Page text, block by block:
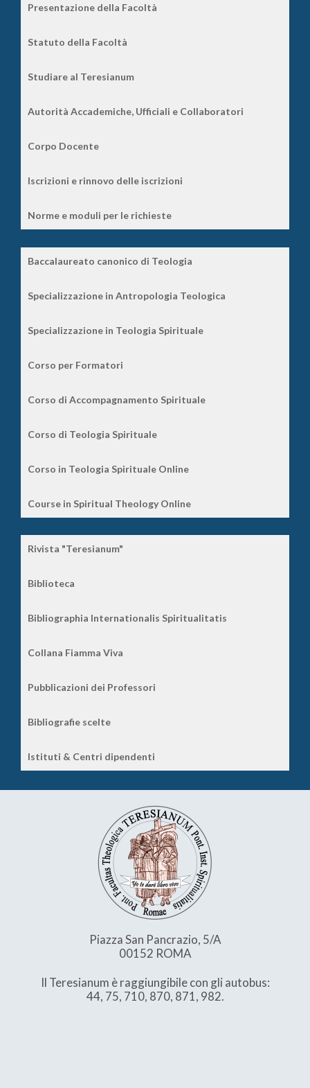
Presentazione della Facoltà
Statuto della Facoltà
Studiare al Teresianum
Autorità Accademiche, Ufficiali e Collaboratori
Corpo Docente
Iscrizioni e rinnovo delle iscrizioni
Norme e moduli per le richieste
Baccalaureato canonico di Teologia
Specializzazione in Antropologia Teologica
Specializzazione in Teologia Spirituale
Corso per Formatori
Corso di Accompagnamento Spirituale
Corso di Teologia Spirituale
Corso in Teologia Spirituale Online
Course in Spiritual Theology Online
Rivista "Teresianum"
Biblioteca
Bibliographia Internationalis Spiritualitatis
Collana Fiamma Viva
Pubblicazioni dei Professori
Bibliografie scelte
Istituti & Centri dipendenti
Piazza San Pancrazio, 5/A
00152 ROMA
Il Teresianum è raggiungibile con gli autobus:
44, 75, 710, 870, 871, 982.